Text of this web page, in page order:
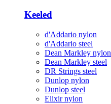
Keeled
d'Addario nylon
d'Addario steel
Dean Markley nylon
Dean Markley steel
DR Strings steel
Dunlop nylon
Dunlop steel
Elixir nylon